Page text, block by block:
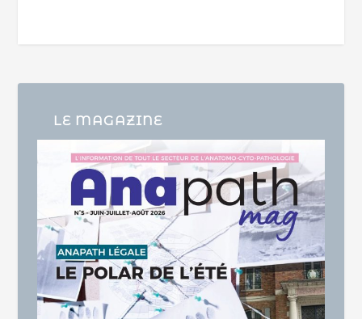
LE MAGAZINE